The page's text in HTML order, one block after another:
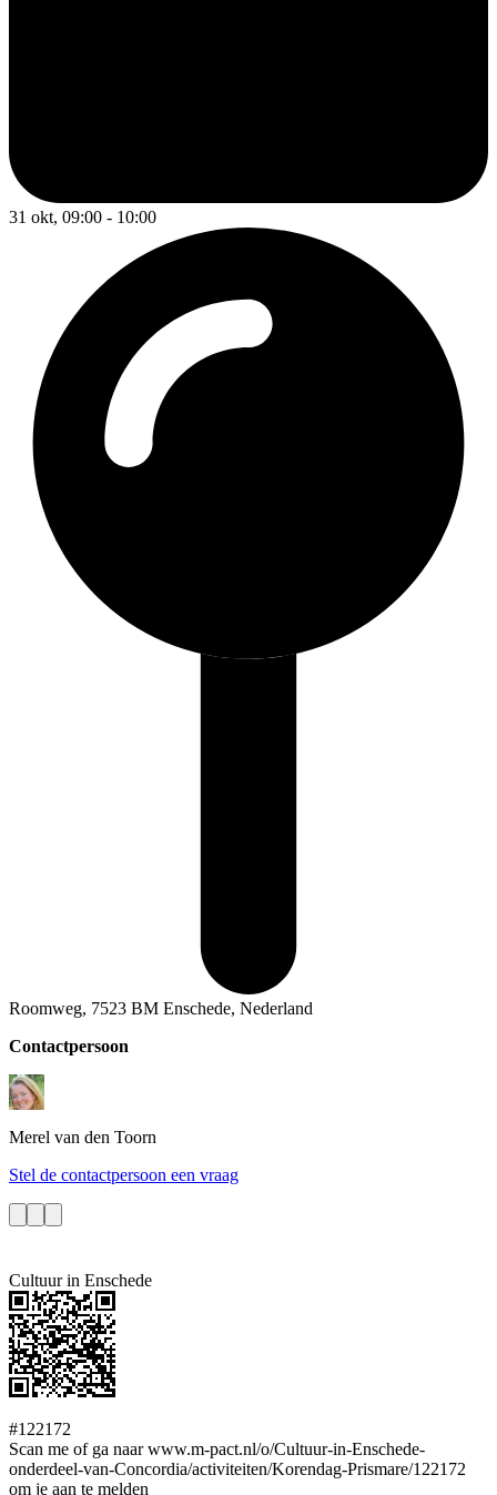
31 okt, 09:00 - 10:00
Roomweg, 7523 BM Enschede, Nederland
Contactpersoon
Merel van den Toorn
Stel de contactpersoon een vraag
Cultuur in Enschede
#122172
Scan me of ga naar www.m-pact.nl/o/Cultuur-in-Enschede-
onderdeel-van-Concordia/activiteiten/Korendag-Prismare/122172
om je aan te melden